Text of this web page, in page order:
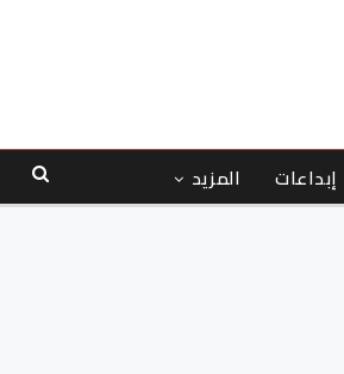
إبداعات المزيد